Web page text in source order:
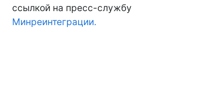
ссылкой на пресс-службу
Минреинтеграции.